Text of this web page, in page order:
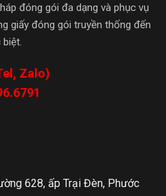
đóng gói đa dạng và phục vụ
giấy đóng gói truyền thống đến
Zalo)
628, ấp Trại Đèn, Phước